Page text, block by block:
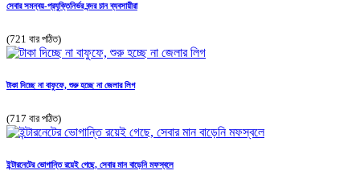
সেবার সমন্বয়-প্রযুক্তিনির্ভর বন্দর চান ব্যবসায়ীরা
(721 বার পঠিত)
টাকা দিচ্ছে না বাফুফে, শুরু হচ্ছে না জেলার লিগ
(717 বার পঠিত)
ইন্টারনেটের ভোগান্তি রয়েই গেছে, সেবার মান বাড়েনি মফস্বলে